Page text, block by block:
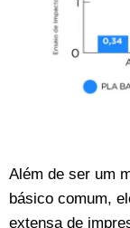
Além de ser um
básico comum,
extensa de